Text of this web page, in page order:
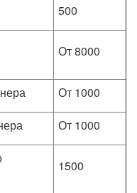
500
От 8000
От 1000
От 1000
1500